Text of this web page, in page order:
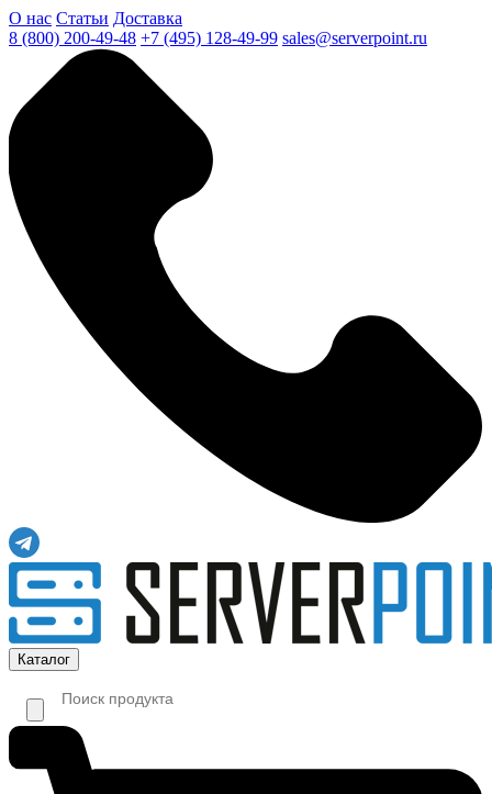
О нас Статьи Доставка
8 (800) 200-49-48 +7 (495) 128-49-99 sales@serverpoint.ru
Каталог